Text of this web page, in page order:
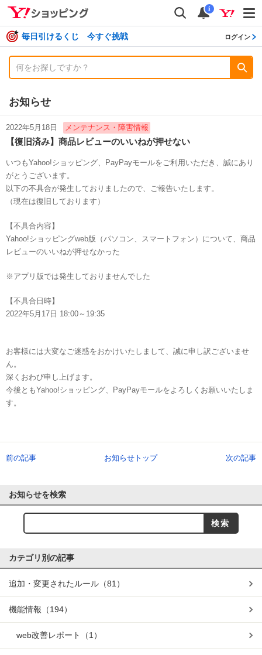
検索
通知
i
毎日引けるくじ 今すぐ挑戦 ログイン
お知らせ
2022年5月18日 メンテナンス・障害情報
【復旧済み】商品レビューのいいねが押せない
いつもYahoo!ショッピング、PayPayモールをご利用いただき、誠にあり
がとうございます。
以下の不具合が発生しておりましたので、ご報告いたします。
（現在は復旧しております）
【不具合内容】
Yahoo!ショッピングweb版（パソコン、スマートフォン）について、商品
レビューのいいねが押せなかった
※アプリ版では発生しておりませんでした
【不具合日時】
2022年5月17日 18:00～19:35
お客様には大変なご迷惑をおかけいたしまして、誠に申し訳ございませ
ん。
深くおわび申し上げます。
今後ともYahoo!ショッピング、PayPayモールをよろしくお願いいたしま
す。
前の記事 お知らせトップ 次の記事
お知らせを検索
カテゴリ別の記事
追加・変更されたルール （81）
機能情報 （194）
web改善レポート （1）